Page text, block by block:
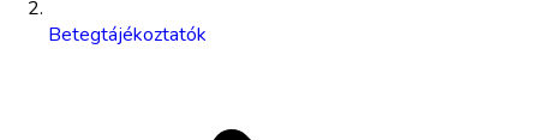
Betegtájékoztatók